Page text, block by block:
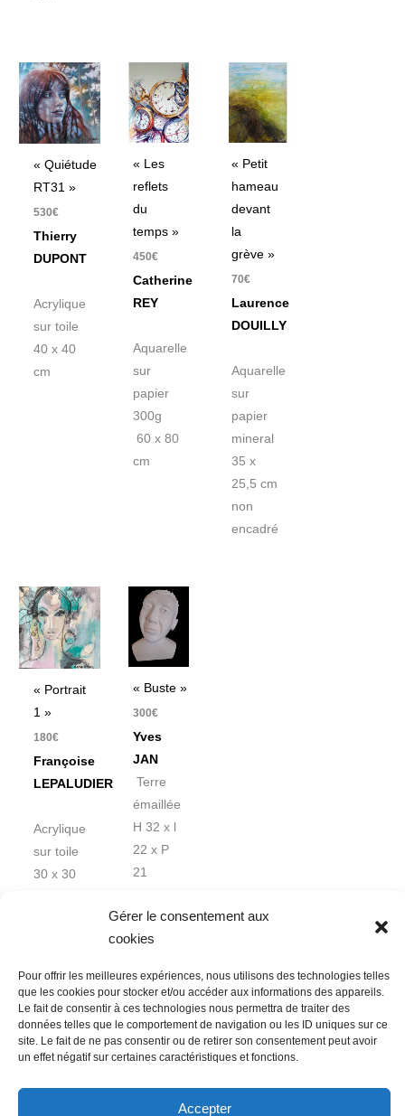
Gérer le consentement aux
cookies
Pour offrir les meilleures expériences, nous utilisons des technologies telles
que les cookies pour stocker et/ou accéder aux informations des appareils.
Le fait de consentir à ces technologies nous permettra de traiter des
données telles que le comportement de navigation ou les ID uniques sur ce
site. Le fait de ne pas consentir ou de retirer son consentement peut avoir
un effet négatif sur certaines caractéristiques et fonctions.
Accepter
« Quiétude
RT31 »
530€
Thierry
DUPONT
Acrylique
sur toile
40 x 40
cm
« Les
reflets
du
temps »
450€
Catherine
REY
Aquarelle
sur
papier
300g
60 x 80
cm
« Petit
hameau
devant
la
grève »
70€
Laurence
DOUILLY
Aquarelle
sur
papier
mineral
35 x
25,5 cm
non
encadré
« Portrait
1 »
180€
Françoise
LEPALUDIER
Acrylique
sur toile
30 x 30
« Buste »
300€
Yves
JAN
Terre
émaillée
H 32 x l
22 x P
21
Nous contacter
Conditions Générales de Ventes
Politique de confidentialité
Mentions légales
Mot de passe perdu
Newsletter Politique de cookies (UE)